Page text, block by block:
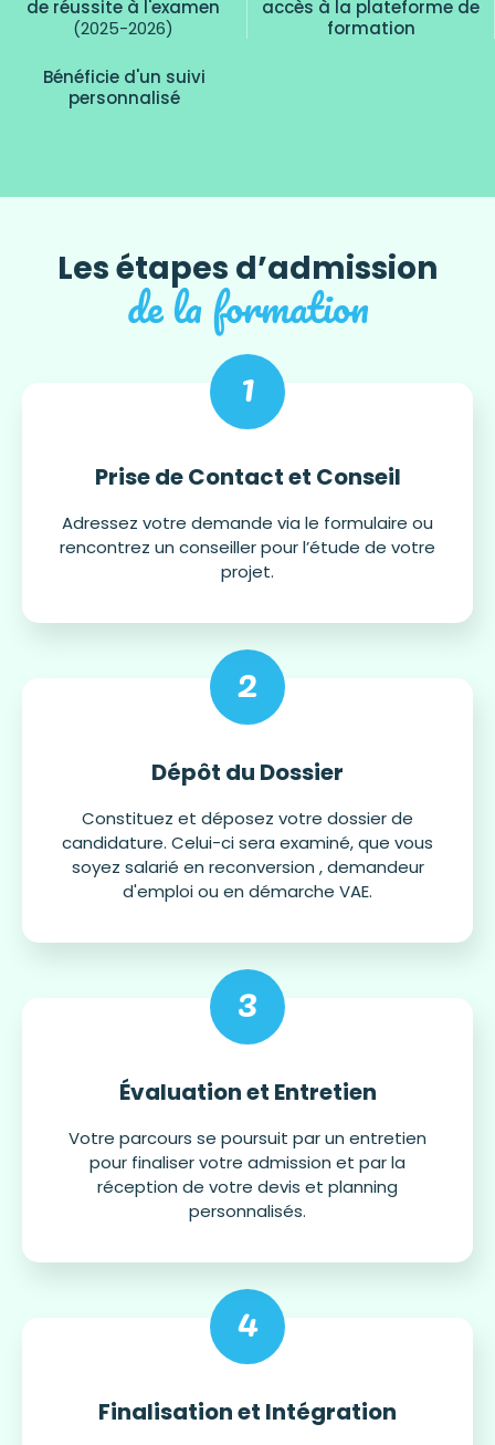
de réussite à l'examen
(2025-2026)
accès à la plateforme de
formation
Bénéficie d'un suivi
personnalisé
Les étapes d’admission
de la formation
1
Prise de Contact et Conseil
Adressez votre demande via le formulaire ou
rencontrez un conseiller pour l’étude de votre
projet.
2
Dépôt du Dossier
Constituez et déposez votre dossier de
candidature. Celui-ci sera examiné, que vous
soyez salarié en reconversion , demandeur
d'emploi ou en démarche VAE.
3
Évaluation et Entretien
Votre parcours se poursuit par un entretien
pour finaliser votre admission et par la
réception de votre devis et planning
personnalisés.
4
Finalisation et Intégration